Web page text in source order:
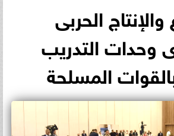
الحربى
وحدات التدريب
المسلحة